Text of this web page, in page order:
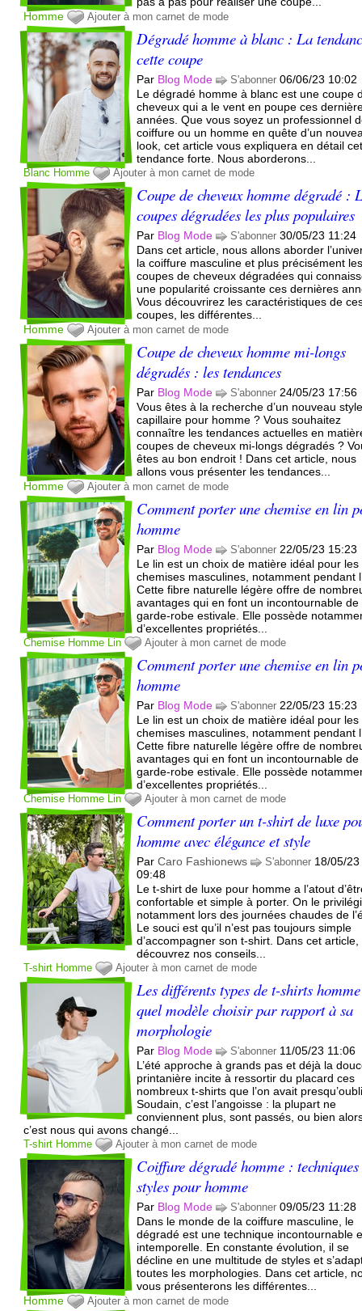
Homme
Ajouter à mon carnet de mode
Dégradé homme à blanc : La
cette coupe
Par Blog Mode S'abonner 06/06/23 10:02
Le dégradé homme à blanc est une coupe
cheveux qui a le vent en poupe ces
années. Que vous soyez un professionnel
coiffure ou un homme en quête d’un
look, cet article vous expliquera en détail
tendance forte. Nous aborderons...
Blanc Homme Ajouter à mon carnet de mode
Coupe de cheveux homme dégradé :
coupes dégradées les plus populaires
Par Blog Mode S'abonner 30/05/23 11:24
Dans cet article, nous allons aborder
la coiffure masculine et plus précisément
coupes de cheveux dégradées qui
une popularité croissante ces dernières
Vous découvrirez les caractéristiques de
coupes, les différentes...
Homme
Ajouter à mon carnet de mode
Coupe de cheveux homme mi-longs
dégradés : les tendances
Par Blog Mode S'abonner 24/05/23 17:56
Vous êtes à la recherche d’un nouveau
capillaire pour homme ? Vous souhaitez
connaître les tendances actuelles en
coupes de cheveux mi-longs dégradés ?
êtes au bon endroit ! Dans cet article, nous
allons vous présenter les tendances...
Homme
Ajouter à mon carnet de mode
Comment porter une chemise en lin
homme
Par Blog Mode S'abonner 22/05/23 15:23
Le lin est un choix de matière idéal pour les
chemises masculines, notamment pendant
Cette fibre naturelle légère offre de
avantages qui en font un incontournable de
garde-robe estivale. Elle possède
d’excellentes propriétés...
Chemise Homme Lin Ajouter à mon carnet de mode
Comment porter une chemise en lin
homme
Par Blog Mode S'abonner 22/05/23 15:23
Le lin est un choix de matière idéal pour les
chemises masculines, notamment pendant
Cette fibre naturelle légère offre de
avantages qui en font un incontournable de
garde-robe estivale. Elle possède
d’excellentes propriétés...
Chemise Homme Lin Ajouter à mon carnet de mode
Comment porter un t-shirt de luxe
homme avec élégance et style
ParCaro Fashionews S'abonner 18/05/23
09:48
Le t-shirt de luxe pour homme a l’atout
confortable et simple à porter. On le
notamment lors des journées chaudes de
Le souci est qu’il n’est pas toujours simple
d’accompagner son t-shirt. Dans cet article,
découvrez nos conseils...
T-shirt Homme Ajouter à mon carnet de mode
Les différents types de t-shirts
quel modèle choisir par rapport à sa
morphologie
Par Blog Mode S'abonner 11/05/23 11:06
L’été approche à grands pas et déjà la
printanière incite à ressortir du placard ces
nombreux t-shirts que l’on avait
Soudain, c’est l’angoisse : la plupart ne
conviennent plus, sont passés, ou bien
c’est nous qui avons changé...
T-shirt Homme Ajouter à mon carnet de mode
Coiffure dégradé homme :
styles pour homme
Par Blog Mode S'abonner 09/05/23 11:28
Dans le monde de la coiffure masculine, le
dégradé est une technique incontournable
intemporelle. En constante évolution, il se
décline en une multitude de styles et
toutes les morphologies. Dans cet article,
vous présenterons les différentes...
Homme
Ajouter à mon carnet de mode